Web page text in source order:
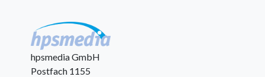
hpsmedia GmbH
Postfach 1155